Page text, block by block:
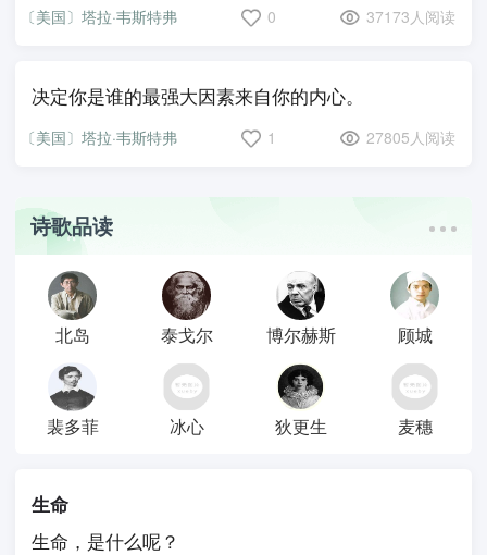
〔美国〕塔拉·韦斯特弗 0 37173人阅读
决定你是谁的最强大因素来自你的内心。
〔美国〕塔拉·韦斯特弗 1 27805人阅读
诗歌品读
北岛 泰戈尔 博尔赫斯 顾城
裴多菲 冰心 狄更生 麦穗
生命
生命，是什么呢？